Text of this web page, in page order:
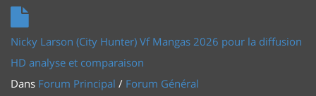
Nicky Larson (City Hunter) Vf Mangas 2026 pour la diffusion
HD analyse et comparaison
Dans Forum Principal / Forum Général